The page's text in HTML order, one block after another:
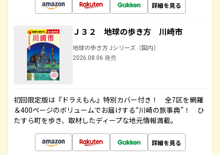
詳細を見る
Ｊ３２ 地球の歩き方 川崎市
地球の歩き方 Jシリーズ（国内）
2026.08.06 発売
初回限定版は『ドラえもん』特別カバー付き！ 全7区を網羅
＆400ページのボリュームでお届けする“川崎の旅事典”！ ひ
たすら町を歩き、取材したディープな地元情報満載。
詳細を見る